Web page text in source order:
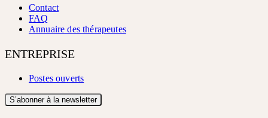
Contact
FAQ
Annuaire des thérapeutes
ENTREPRISE
Postes ouverts
S’abonner à la newsletter